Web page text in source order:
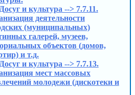
и культура --> 7.7.11.
деятельности
(муниципальных)
галерей, музеев,
объектов (домов,
и т.д.
и культура --> 7.7.13.
мест массовых
молодежи (дискотеки и